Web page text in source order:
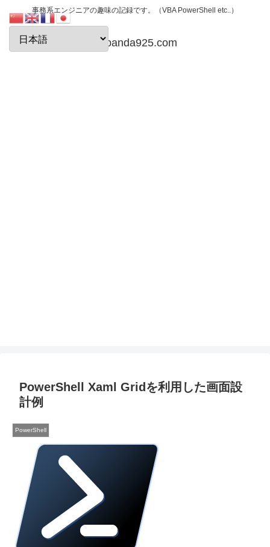
事務系エンジニアの趣味の記録です。（VBA PowerShell etc..）
papanda925.com
PowerShell Xaml Gridを利用した画面設
計例
PowerShell